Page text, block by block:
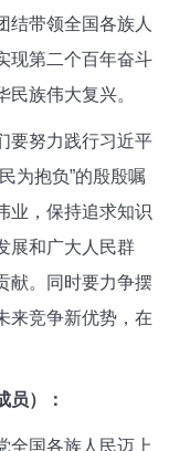
结带领全国各族人
现第二个百年奋斗
族伟大复兴。
要努力践行习近平
为抱负”的殷殷嘱
业，保持追求知识
展和广大人民群
献。同时要力争摆
来竞争新优势，在
员）：
全国各族人民迈上